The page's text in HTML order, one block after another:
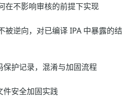
在不影响审核的前提下实现
被逆向，对已编译 IPA 中暴露的结
保护记录，混淆与加固流程
件安全加固实践